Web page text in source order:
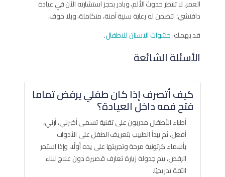
العمر، لا تنتظر حدوث الألم، وبادر بحجز استشارته الآن في عيادة
دافنشي؛ لتضمن له رعاية سنية آمنة، متكاملة، وبلا خوف.
قد يهمك:حشوات الاسنان للاطفال.
الأسئلة الشائعة
كيف أتصرف إذا كان طفلي يرفض تماما
فتح فمه داخل العيادة؟
أطباء الأطفال مدربون على تقنية تسمى أخبرني، أرني،
أفعل، ثم يبدأ الطبيب بتعريف الطفل على الأدوات
بأسماء كرتونية مرحة وتجربتها على يده أولًا، وإذا استمر
الرفض، يتم جدولة زيارة تعارف قصيرة دون علاج لبناء
الثقة تدريجيًا.